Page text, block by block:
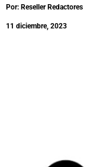
Por: Reseller Redactores
11 diciembre, 2023